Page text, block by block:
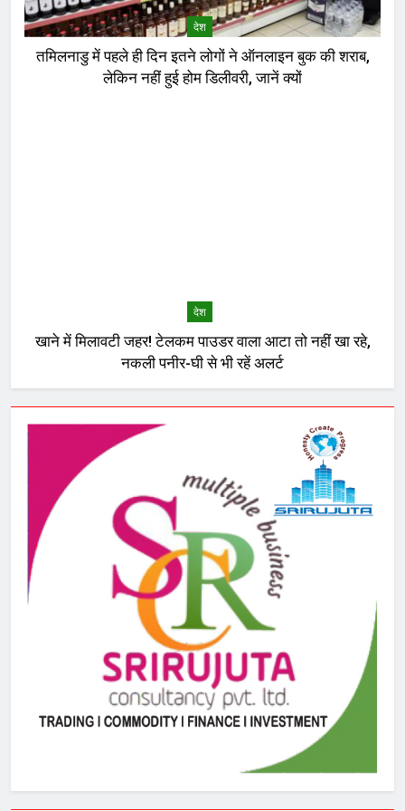
देश
तमिलनाडु में पहले ही दिन इतने लोगों ने ऑनलाइन बुक की शराब,
लेकिन नहीं हुई होम डिलीवरी, जानें क्यों
देश
खाने में मिलावटी जहर! टेलकम पाउडर वाला आटा तो नहीं खा रहे,
नकली पनीर-घी से भी रहें अलर्ट